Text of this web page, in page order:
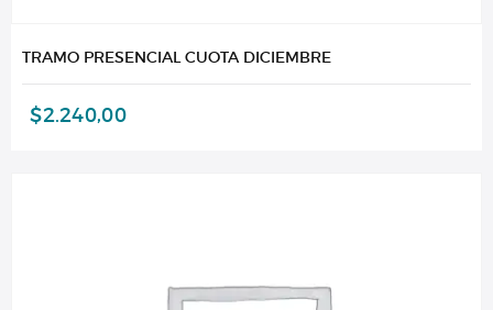
TRAMO PRESENCIAL CUOTA DICIEMBRE
$2.240,00